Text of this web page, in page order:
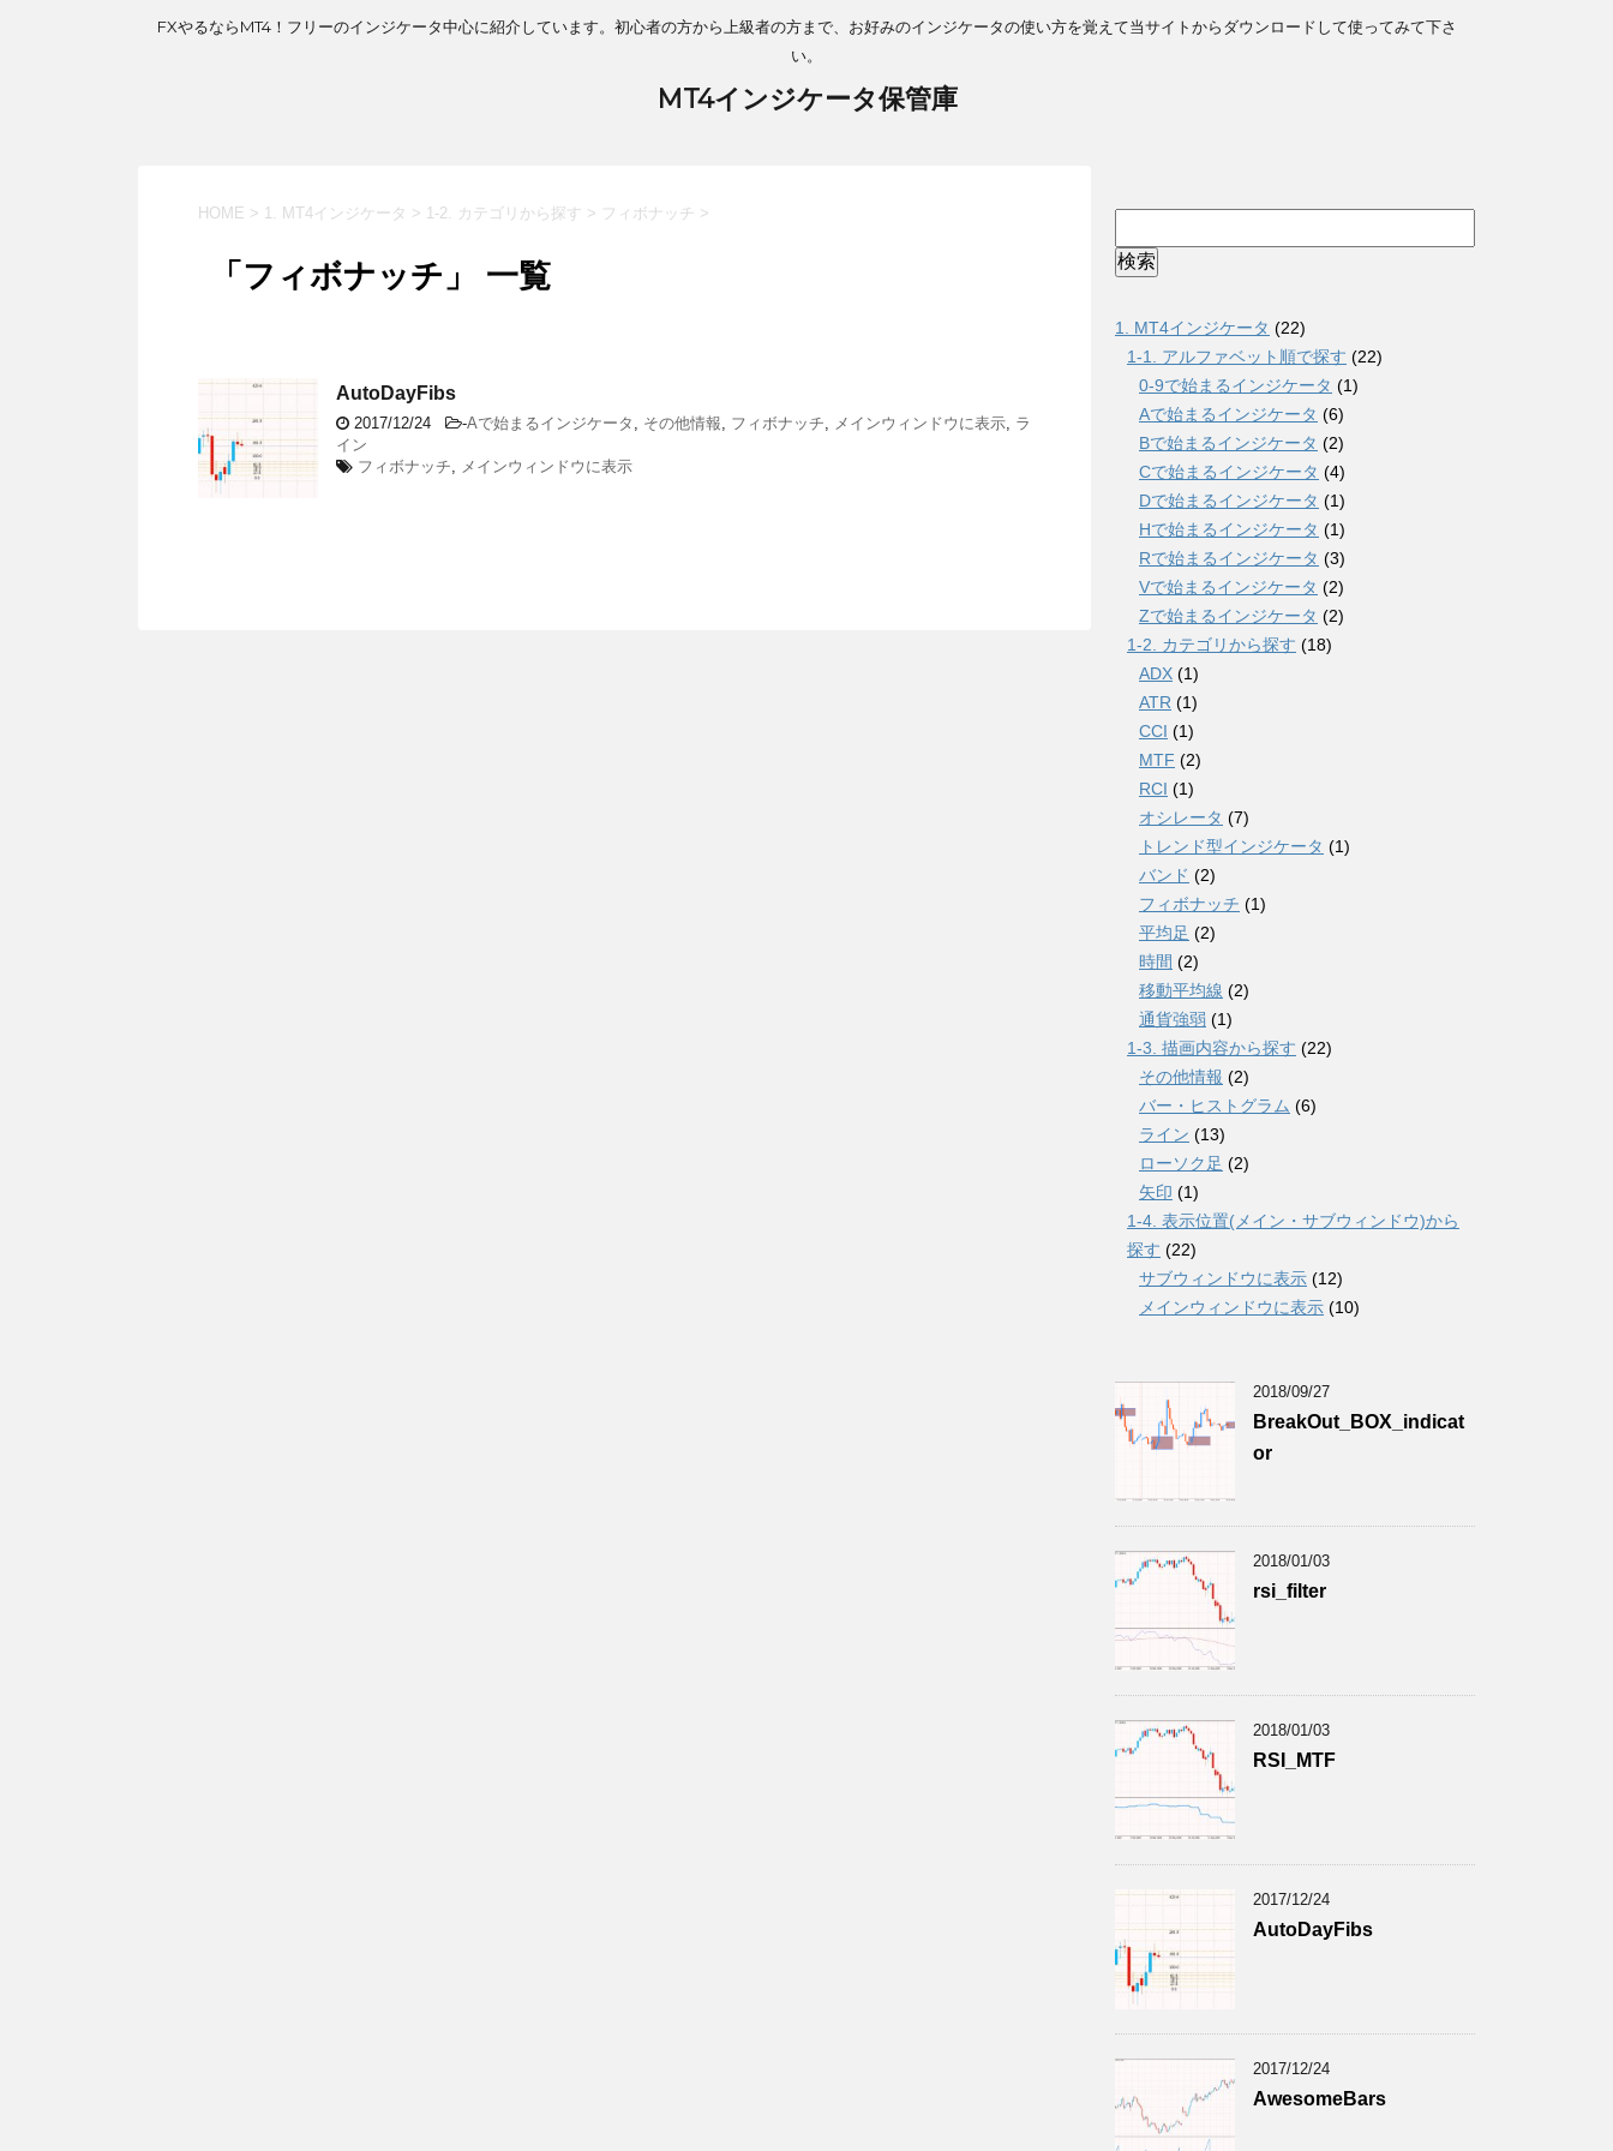
FXやるならMT4！フリーのインジケータ中心に紹介しています。初心者の方から上級者の方まで、お好みのインジケータの使い方を覚えて当サイトからダウンロードして使ってみて下さ
い。
MT4インジケータ保管庫
HOME > 1. MT4インジケータ > 1-2. カテゴリから探す > フィボナッチ >
「フィボナッチ」 一覧
AutoDayFibs
2017/12/24 -Aで始まるインジケータ , その他情報, フィボナッチ, メインウィンドウに表示, ラ
イン
フィボナッチ, メインウィンドウに表示
1. MT4インジケータ (22)
1-1. アルファベット順で探す (22)
0-9で始まるインジケータ (1)
Aで始まるインジケータ (6)
Bで始まるインジケータ (2)
Cで始まるインジケータ (4)
Dで始まるインジケータ (1)
Hで始まるインジケータ (1)
Rで始まるインジケータ (3)
Vで始まるインジケータ (2)
Zで始まるインジケータ (2)
1-2. カテゴリから探す (18)
ADX (1)
ATR (1)
CCI (1)
MTF (2)
RCI (1)
オシレータ (7)
トレンド型インジケータ (1)
バンド (2)
フィボナッチ (1)
平均足 (2)
時間 (2)
移動平均線 (2)
通貨強弱 (1)
1-3. 描画内容から探す (22)
その他情報 (2)
バー・ヒストグラム (6)
ライン (13)
ローソク足 (2)
矢印 (1)
1-4. 表示位置(メイン・サブウィンドウ)から
探す (22)
サブウィンドウに表示 (12)
メインウィンドウに表示 (10)
2018/09/27
BreakOut_BOX_indicat
or
2018/01/03
rsi_filter
2018/01/03
RSI_MTF
2017/12/24
AutoDayFibs
2017/12/24
AwesomeBars